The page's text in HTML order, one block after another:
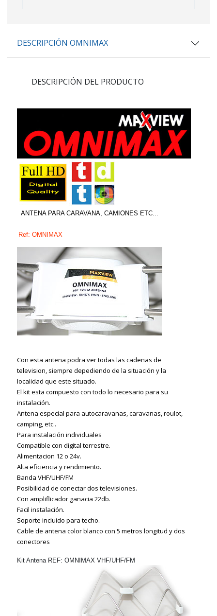
DESCRIPCIÓN OMNIMAX
DESCRIPCIÓN DEL PRODUCTO
ANTENA PARA CARAVANA, CAMIONES ETC...
Ref: OMNIMAX
Con esta antena podra ver todas las cadenas de
television, siempre depediendo de la situación y la
localidad que este situado.
El kit esta compuesto con todo lo necesario para su
instalación.
Antena especial para autocaravanas, caravanas, roulot,
camping, etc..
Para instalación individuales
Compatible con digital terrestre.
Alimentacion 12 o 24v.
Alta eficiencia y rendimiento.
Banda VHF/UHF/FM
Posibilidad de conectar dos televisiones.
Con ampliflicador ganacia 22db.
Facil instalación.
Soporte incluido para techo.
Cable de antena color blanco con 5 metros longitud y dos
conectores
Kit Antena REF: OMNIMAX VHF/UHF/FM